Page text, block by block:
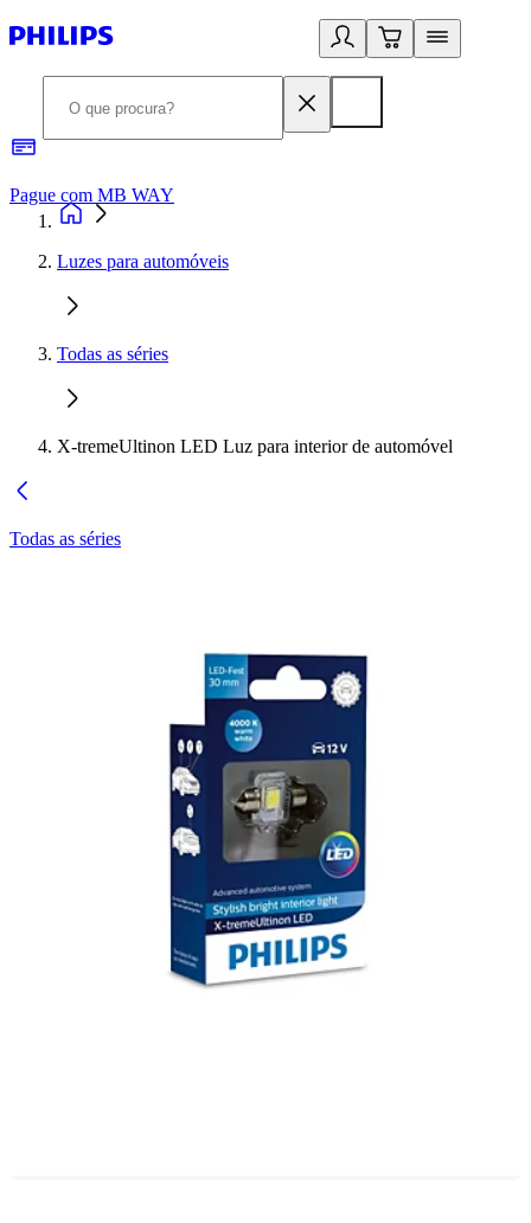
Pague com MB WAY
Luzes para automóveis
Todas as séries
X-tremeUltinon LED Luz para interior de automóvel
Todas as séries